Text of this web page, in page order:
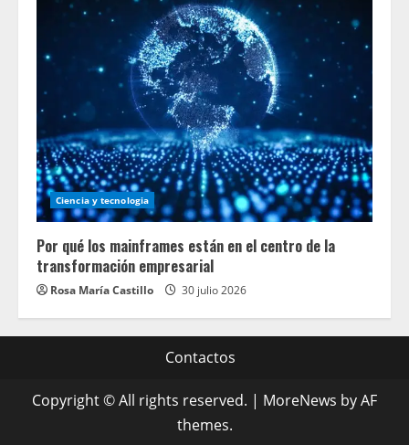
Ciencia y tecnologia
Por qué los mainframes están en el centro de la
transformación empresarial
Rosa María Castillo 30 julio 2026
Contactos
Copyright © All rights reserved. | MoreNews by AF
themes.